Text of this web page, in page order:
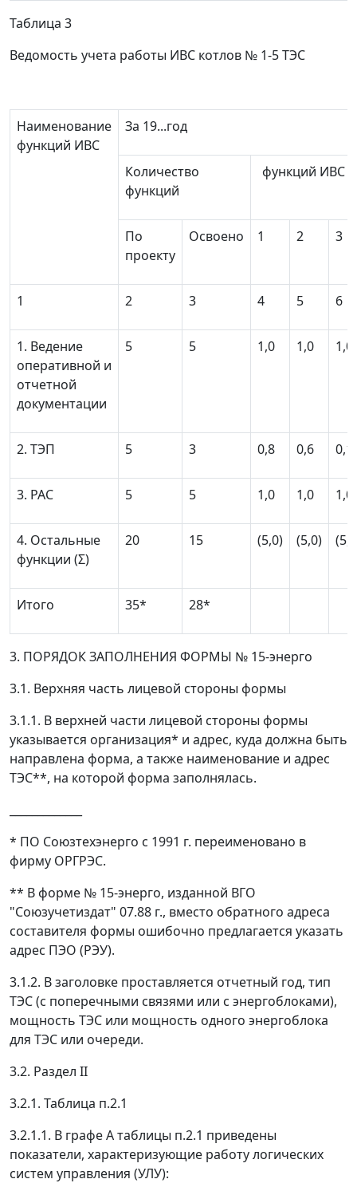
Таблица 3
Ведомость учета работы ИВС котлов № 1-5 ТЭС
Наименование
функций ИВС
За 19...год
Количество
функций
функций ИВС
По
проекту
Освоено 1 2 3
1 2 3 4 5 6
1. Ведение
оперативной и
отчетной
документации
5 5 1,0 1,0 1,0
2. ТЭП 5 3 0,8 0,6 0,1
3. РАС 5 5 1,0 1,0 1,0
4. Остальные
функции (Σ)
20 15 (5,0) (5,0)
Итого 35* 28*
3. ПОРЯДОК ЗАПОЛНЕНИЯ ФОРМЫ № 15-энерго
3.1. Верхняя часть лицевой стороны формы
3.1.1. В верхней части лицевой стороны формы
указывается организация* и адрес, куда должна быть
направлена форма, а также наименование и адрес
ТЭС**, на которой форма заполнялась.
* ПО Союзтехэнерго с 1991 г. переименовано в
фирму ОРГРЭС.
** В форме № 15-энерго, изданной ВГО
"Союзучетиздат" 07.88 г., вместо обратного адреса
составителя формы ошибочно предлагается указать
адрес ПЭО (РЭУ).
3.1.2. В заголовке проставляется отчетный год, тип
ТЭС (с поперечными связями или с энергоблоками),
мощность ТЭС или мощность одного энергоблока
для ТЭС или очереди.
3.2. Раздел II
3.2.1. Таблица п.2.1
3.2.1.1. В графе А таблицы п.2.1 приведены
показатели, характеризующие работу логических
систем управления (УЛУ):